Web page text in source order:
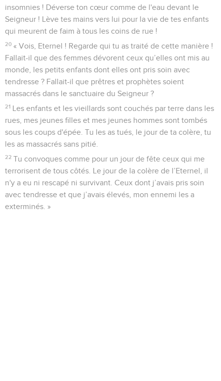
insomnies ! Déverse ton cœur comme de l'eau devant le
Seigneur ! Lève tes mains vers lui pour la vie de tes enfants
qui meurent de faim à tous les coins de rue !
20 « Vois, Eternel ! Regarde qui tu as traité de cette manière !
Fallait-il que des femmes dévorent ceux qu’elles ont mis au
monde, les petits enfants dont elles ont pris soin avec
tendresse ? Fallait-il que prêtres et prophètes soient
massacrés dans le sanctuaire du Seigneur ?
21 Les enfants et les vieillards sont couchés par terre dans les
rues, mes jeunes filles et mes jeunes hommes sont tombés
sous les coups d'épée. Tu les as tués, le jour de ta colère, tu
les as massacrés sans pitié.
22 Tu convoques comme pour un jour de fête ceux qui me
terrorisent de tous côtés. Le jour de la colère de l’Eternel, il
n'y a eu ni rescapé ni survivant. Ceux dont j’avais pris soin
avec tendresse et que j’avais élevés, mon ennemi les a
exterminés. »